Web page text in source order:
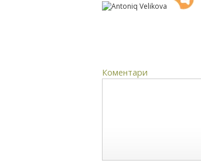
Коментари